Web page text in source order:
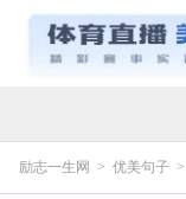
励志一生网 > 优美句子